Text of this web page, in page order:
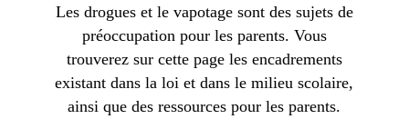
Les drogues et le vapotage sont des sujets de
préoccupation pour les parents. Vous
trouverez sur cette page les encadrements
existant dans la loi et dans le milieu scolaire,
ainsi que des ressources pour les parents.